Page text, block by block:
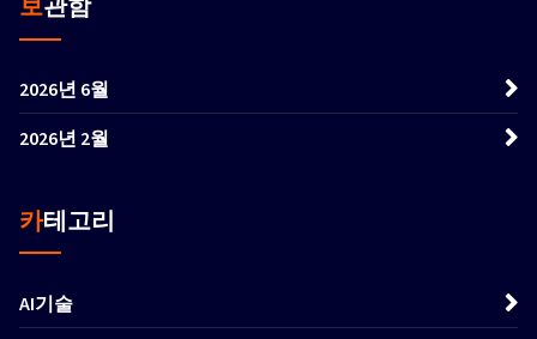
2026년 6월
2026년 2월
카테고리
AI기술